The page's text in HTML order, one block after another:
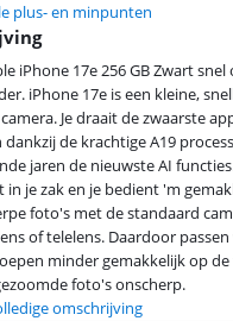
plus- en minpunten
iPhone 17e 256 GB Zwart
iPhone 17e is een kleine,
Je draait de zwaarste
dankzij de krachtige A19
jaren de nieuwste AI
in je zak en je bedient 'm
foto's met de standaard
of telelens. Daardoor
minder gemakkelijk op
foto's onscherp.
omschrijving